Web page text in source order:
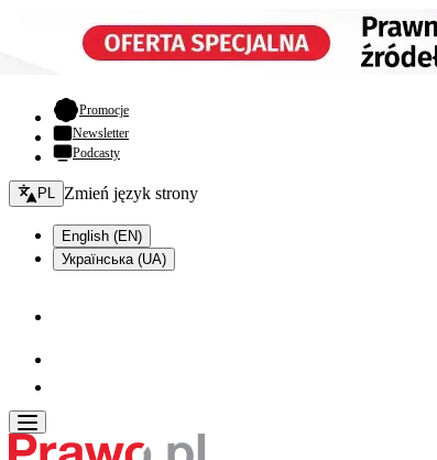
Promocje- otwiera się w nowej karcie
Newsletter
Podcasty
Zmień język - bieżący:
PL Zmień język strony
English (EN)
Українська (UA)